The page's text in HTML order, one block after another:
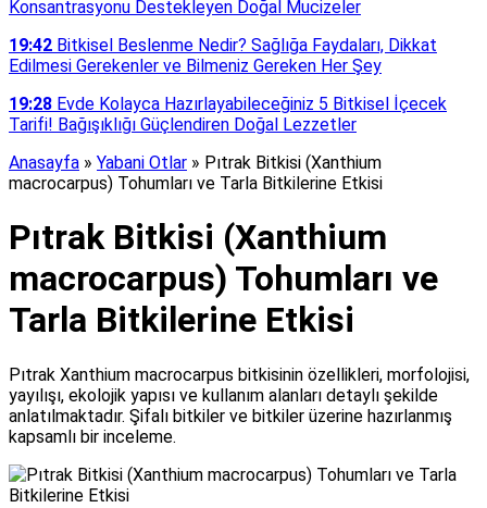
Konsantrasyonu Destekleyen Doğal Mucizeler
19:42 Bitkisel Beslenme Nedir? Sağlığa Faydaları, Dikkat
Edilmesi Gerekenler ve Bilmeniz Gereken Her Şey
19:28 Evde Kolayca Hazırlayabileceğiniz 5 Bitkisel İçecek
Tarifi! Bağışıklığı Güçlendiren Doğal Lezzetler
Anasayfa » Yabani Otlar » Pıtrak Bitkisi (Xanthium
macrocarpus) Tohumları ve Tarla Bitkilerine Etkisi
Pıtrak Bitkisi (Xanthium
macrocarpus) Tohumları ve
Tarla Bitkilerine Etkisi
Pıtrak Xanthium macrocarpus bitkisinin özellikleri, morfolojisi,
yayılışı, ekolojik yapısı ve kullanım alanları detaylı şekilde
anlatılmaktadır. Şifalı bitkiler ve bitkiler üzerine hazırlanmış
kapsamlı bir inceleme.